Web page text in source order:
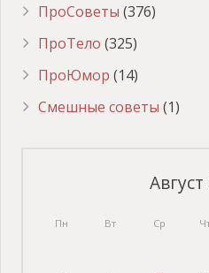
ПроСоветы (376)
ПроТело (325)
ПроЮмор (14)
Смешные советы (1)
Пн Вт Ср